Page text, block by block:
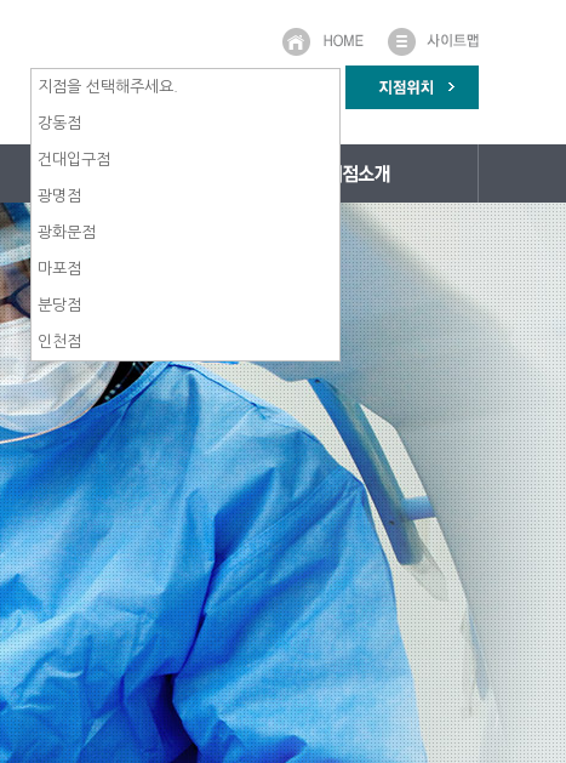
지점을 선택해주세요.
강동점
건대입구점
광명점
광화문점
마포점
분당점
인천점